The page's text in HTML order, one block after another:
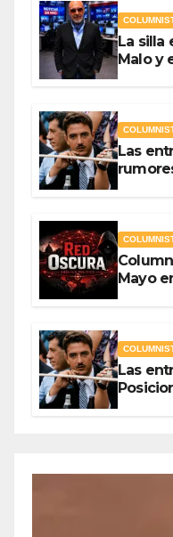
La silla
Malo y
Las
Mayo
Las